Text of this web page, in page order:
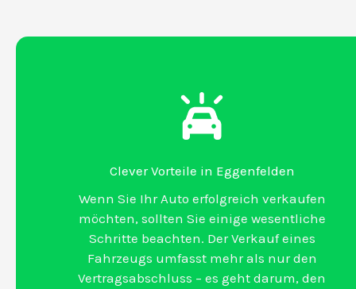
Clever Vorteile in Eggenfelden
Wenn Sie Ihr Auto erfolgreich verkaufen
möchten, sollten Sie einige wesentliche
Schritte beachten. Der Verkauf eines
Fahrzeugs umfasst mehr als nur den
Vertragsabschluss – es geht darum, den